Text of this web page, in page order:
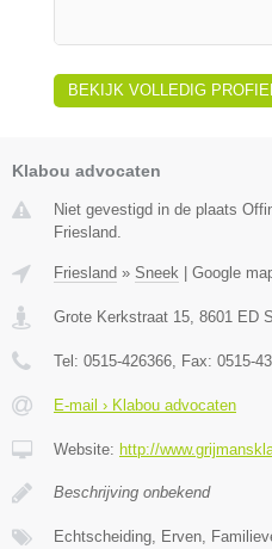
BEKIJK VOLLEDIG
Klabou advocaten
Niet gevestigd in de plaats
Friesland.
Friesland » Sneek Google
Grote Kerkstraat 15, 8601 ED
Tel: 0515-426366, Fax: 0515-
E-mail › Klabou advocaten
Website: http://
Beschrijving onbekend
Echtscheiding, Erven,